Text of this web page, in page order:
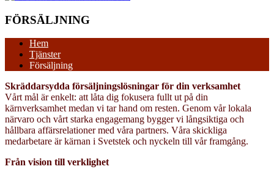
FÖRSÄLJNING
Hem
Tjänster
Försäljning
Skräddarsydda försäljningslösningar för din verksamhet
Vårt mål är enkelt: att låta dig fokusera fullt ut på din
kärnverksamhet medan vi tar hand om resten. Genom vår lokala
närvaro och vårt starka engagemang bygger vi långsiktiga och
hållbara affärsrelationer med våra partners. Våra skickliga
medarbetare är kärnan i Svetstek och nyckeln till vår framgång.
Från vision till verklighet